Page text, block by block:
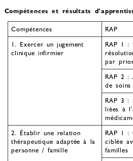
Compétences et résultats
Compétences
RAP
1. Exercer un jugement
clinique infirmier
RAP 1 :
par
RAP 2 :
de soins
RAP 3 :
liées à
2. Établir une relation
thérapeutique adaptée à la
personne / famille
RAP 1 :
ciblée
familles